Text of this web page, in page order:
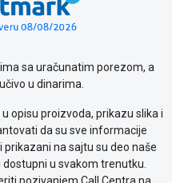
sa uračunatim porezom, a
u dinarima.
opisu proizvoda, prikazu slika i
da su sve informacije
na sajtu su deo naše
u svakom trenutku.
pozivanjem Call Centra na